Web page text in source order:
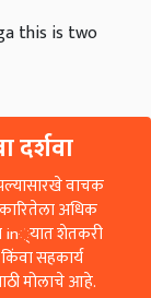
this is two
दर्शवा
वाचक
अधिक
in्यात शेतकरी
सहकार्य
मोलाचे आहे.